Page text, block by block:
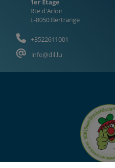
Rte d'Arlon
L-8050 Bertrange
+3522611001
info@dil.lu